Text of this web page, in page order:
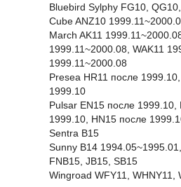
Bluebird Sylphy FG10,
Cube ANZ10
March AK11
1999.11~2000.08, WAK11
1999.11~2000.08
Presea HR11 после
1999.10
Pulsar EN15 после
1999.10, HN15 после
Sentra B15
Sunny B14
FNB15, JB15, SB15
Wingroad WFY11, WHNY11,